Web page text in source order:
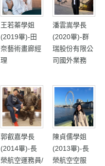
王若蓁學姐
(2019畢)-田
奈藝術畫廊經
理
潘雲嵩學長
(2020畢)-群
瑞股份有限公
司國外業務
郭叡嘉學長
(2014畢)-長
榮航空運務員/
陳貞儒學姐
(2013畢)-長
榮航空空服